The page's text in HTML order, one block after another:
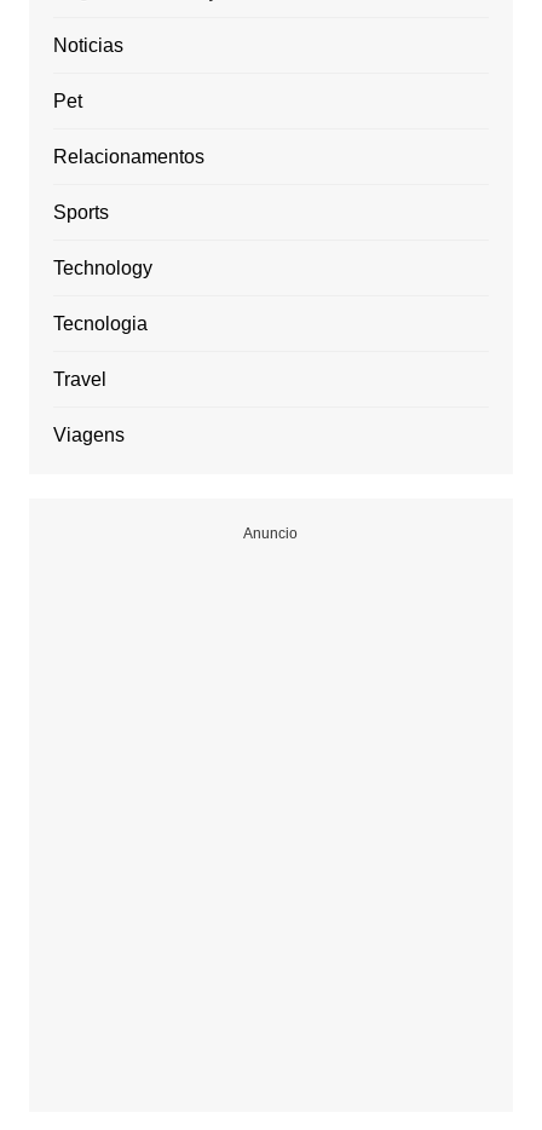
Noticias
Pet
Relacionamentos
Sports
Technology
Tecnologia
Travel
Viagens
Anuncio